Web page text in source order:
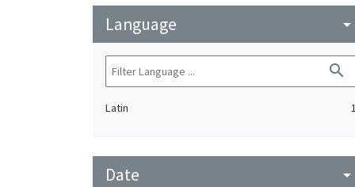
Language arrow_drop_down
search
Latin 1
Date arrow_drop_down